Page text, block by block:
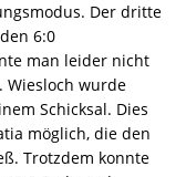
Der dritte
6:0
man leider nicht
Wiesloch wurde
Schicksal. Dies
möglich, die den
Trotzdem konnte